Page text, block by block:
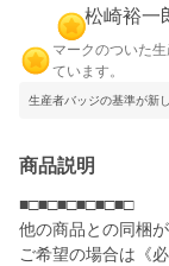
松崎裕一
マークのついた
ています。
生産者バッジの基準が新
商品説明
■□■□■□■□■□■□
他の商品との同梱が
ご希望の場合は《